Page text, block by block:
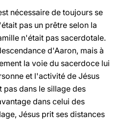
nécessaire de toujours se
pas un prêtre selon la
n'était pas sacerdotale.
d'Aaron, mais à
la voie du sacerdoce lui
et l'activité de Jésus
pas dans le sillage des
dans celui des
Jésus prit ses distances